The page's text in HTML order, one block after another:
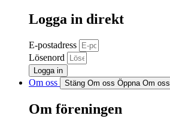
Logga in direkt
E-postadress
Lösenord
Logga in
Om oss Stäng Om oss Öppna Om oss
Om föreningen